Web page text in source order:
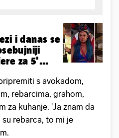
i danas se
za 5'...
s avokadom,
rebarcima, grahom,
za kuhanje. 'Ja znam da
rebarca, to mi je